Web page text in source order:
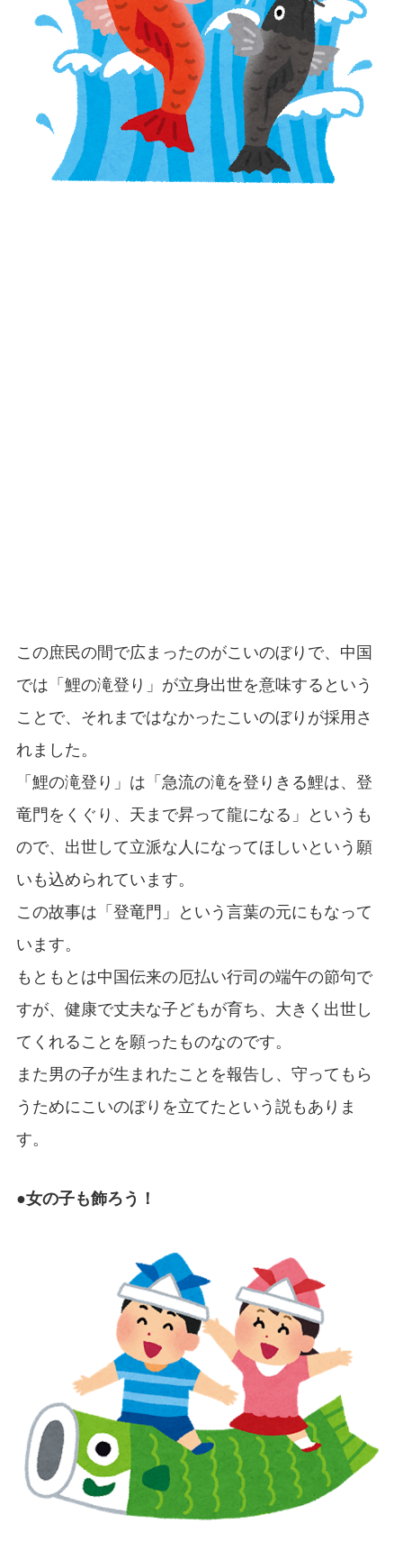
この庶民の間で広まったのがこいのぼりで、中国
では「鯉の滝登り」が立身出世を意味するという
ことで、それまではなかったこいのぼりが採用さ
れました。
「鯉の滝登り」は「急流の滝を登りきる鯉は、登
竜門をくぐり、天まで昇って龍になる」というも
ので、出世して立派な人になってほしいという願
いも込められています。
この故事は「登竜門」という言葉の元にもなって
います。
もともとは中国伝来の厄払い行司の端午の節句で
すが、健康で丈夫な子どもが育ち、大きく出世し
てくれることを願ったものなのです。
また男の子が生まれたことを報告し、守ってもら
うためにこいのぼりを立てたという説もありま
す。
●女の子も飾ろう！